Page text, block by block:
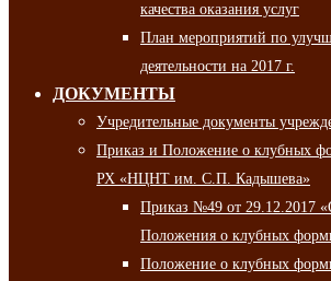
качества оказания услуг
План мероприятий по
деятельности на 2017 г.
ДОКУМЕНТЫ
Учредительные документы
Приказ и Положение о клубных
РХ «НЦНТ им. С.П. Кадышева»
Приказ №49 от 29.12.2017
Положения о клубных
Положение о клубных